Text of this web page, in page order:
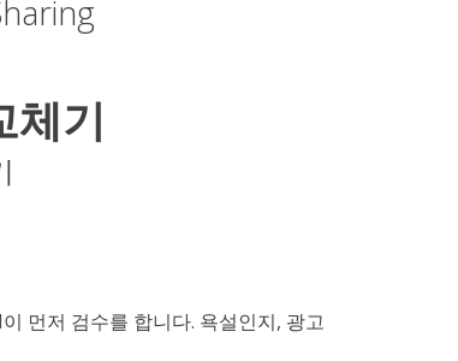
체기
먼저 검수를 합니다. 욕설인지, 광고